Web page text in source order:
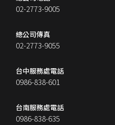
02-2773-9005
總公司傳真
02-2773-9055
台中服務處電話
0986-838-601
台南服務處電話
0986-838-635